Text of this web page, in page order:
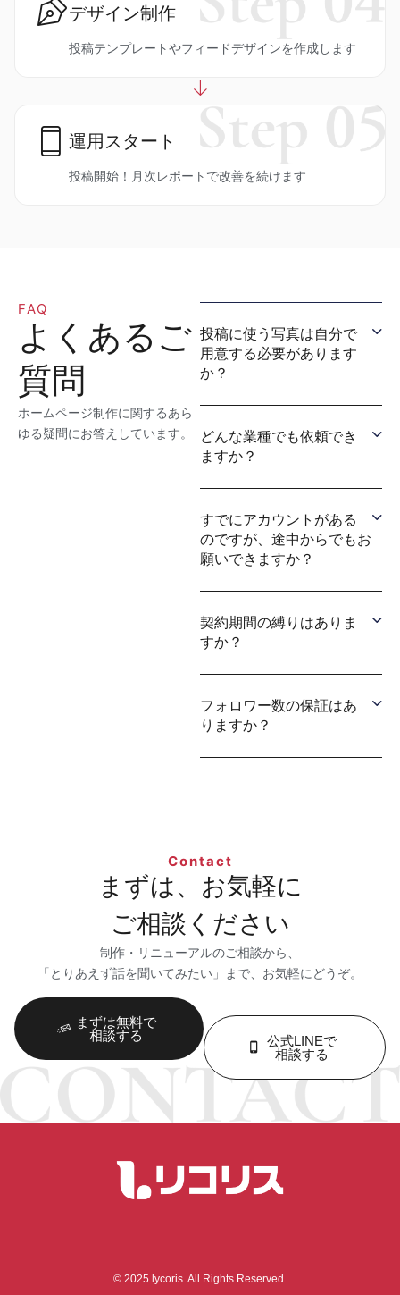
デザイン制作
投稿テンプレートやフィードデザインを作成します
運用スタート
投稿開始！月次レポートで改善を続けます
FAQ
よくあるご
質問
ホームページ制作に関するあら
ゆる疑問にお答えしています。
投稿に使う写真は自分で
用意する必要があります
か？
どんな業種でも依頼でき
ますか？
すでにアカウントがある
のですが、途中からでもお
願いできますか？
契約期間の縛りはありま
すか？
フォロワー数の保証はあ
りますか？
Contact
まずは、お気軽に
ご相談ください
制作・リニューアルのご相談から、
「とりあえず話を聞いてみたい」まで、お気軽にどうぞ。
まずは無料で
相談する
公式LINEで
相談する
© 2025 lycoris. All Rights Reserved.